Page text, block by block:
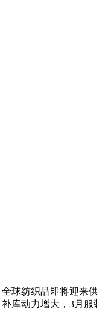
球纺织品即将迎
库动力增大，3月